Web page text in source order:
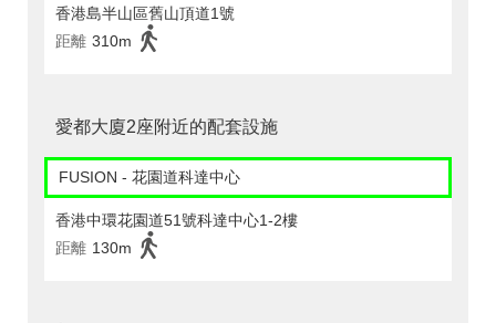
香港島半山區舊山頂道1號
距離 310m
愛都大廈2座附近的配套設施
FUSION - 花園道科達中心
香港中環花園道51號科達中心1-2樓
距離 130m